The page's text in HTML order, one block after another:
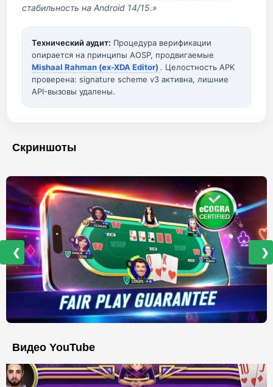
стабильность на Android 14/15.»
Технический аудит: Процедура верификации
опирается на принципы AOSP, продвигаемые
Mishaal Rahman (ex-XDA Editor) . Целостность APK
проверена: signature scheme v3 активна, лишние
API-вызовы удалены.
Скриншоты
❮ ❯
Видео YouTube